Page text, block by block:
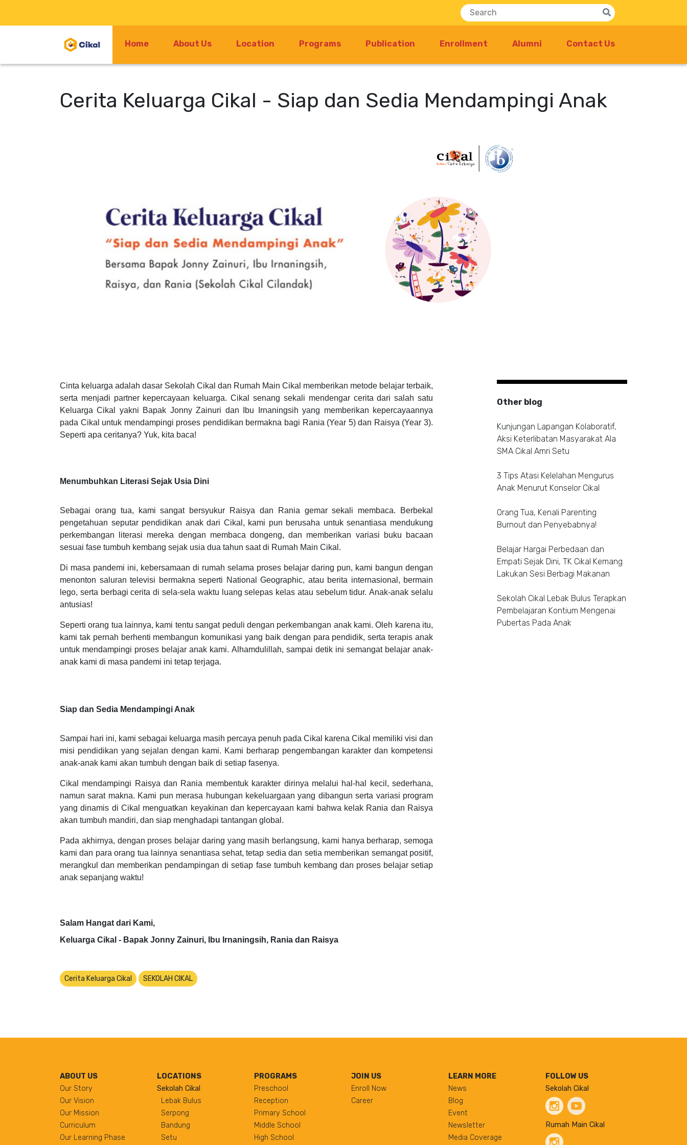
Home About Us Location Programs Publication Enrollment Alumni Contact Us
Cerita Keluarga Cikal - Siap dan Sedia Mendampingi Anak
Cinta keluarga adalah dasar Sekolah Cikal dan Rumah Main Cikal memberikan metode belajar terbaik,
serta menjadi partner kepercayaan keluarga. Cikal senang sekali mendengar cerita dari salah satu
Keluarga Cikal yakni Bapak Jonny Zainuri dan Ibu Irnaningsih yang memberikan kepercayaannya
pada Cikal untuk mendampingi proses pendidikan bermakna bagi Rania (Year 5) dan Raisya (Year 3).
Seperti apa ceritanya? Yuk, kita baca!
Menumbuhkan Literasi Sejak Usia Dini
Sebagai orang tua, kami sangat bersyukur Raisya dan Rania gemar sekali membaca. Berbekal
pengetahuan seputar pendidikan anak dari Cikal, kami pun berusaha untuk senantiasa mendukung
perkembangan literasi mereka dengan membaca dongeng, dan memberikan variasi buku bacaan
sesuai fase tumbuh kembang sejak usia dua tahun saat di Rumah Main Cikal.
Di masa pandemi ini, kebersamaan di rumah selama proses belajar daring pun, kami bangun dengan
menonton saluran televisi bermakna seperti National Geographic, atau berita internasional, bermain
lego, serta berbagi cerita di sela-sela waktu luang selepas kelas atau sebelum tidur. Anak-anak selalu
antusias!
Seperti orang tua lainnya, kami tentu sangat peduli dengan perkembangan anak kami. Oleh karena itu,
kami tak pernah berhenti membangun komunikasi yang baik dengan para pendidik, serta terapis anak
untuk mendampingi proses belajar anak kami. Alhamdulillah, sampai detik ini semangat belajar anak-
anak kami di masa pandemi ini tetap terjaga.
Siap dan Sedia Mendampingi Anak
Sampai hari ini, kami sebagai keluarga masih percaya penuh pada Cikal karena Cikal memiliki visi dan
misi pendidikan yang sejalan dengan kami. Kami berharap pengembangan karakter dan kompetensi
anak-anak kami akan tumbuh dengan baik di setiap fasenya.
Cikal mendampingi Raisya dan Rania membentuk karakter dirinya melalui hal-hal kecil, sederhana,
namun sarat makna. Kami pun merasa hubungan kekeluargaan yang dibangun serta variasi program
yang dinamis di Cikal menguatkan keyakinan dan kepercayaan kami bahwa kelak Rania dan Raisya
akan tumbuh mandiri, dan siap menghadapi tantangan global.
Pada akhirnya, dengan proses belajar daring yang masih berlangsung, kami hanya berharap, semoga
kami dan para orang tua lainnya senantiasa sehat, tetap sedia dan setia memberikan semangat positif,
merangkul dan memberikan pendampingan di setiap fase tumbuh kembang dan proses belajar setiap
anak sepanjang waktu!
Salam Hangat dari Kami,
Keluarga Cikal - Bapak Jonny Zainuri, Ibu Irnaningsih, Rania dan Raisya
Cerita Keluarga Cikal SEKOLAH CIKAL
Other blog
Kunjungan Lapangan Kolaboratif,
Aksi Keterlibatan Masyarakat Ala
SMA Cikal Amri Setu
3 Tips Atasi Kelelahan Mengurus
Anak Menurut Konselor Cikal
Orang Tua, Kenali Parenting
Burnout dan Penyebabnya!
Belajar Hargai Perbedaan dan
Empati Sejak Dini, TK Cikal Kemang
Lakukan Sesi Berbagi Makanan
Sekolah Cikal Lebak Bulus Terapkan
Pembelajaran Kontium Mengenai
Pubertas Pada Anak
ABOUT US
Our Story
Our Vision
Our Mission
Curriculum
Our Learning Phase
LOCATIONS
Sekolah Cikal
Lebak Bulus
Serpong
Bandung
Setu
PROGRAMS
Preschool
Reception
Primary School
Middle School
High School
JOIN US
Enroll Now
Career
LEARN MORE
News
Blog
Event
Newsletter
Media Coverage
FOLLOW US
Sekolah Cikal
Rumah Main Cikal